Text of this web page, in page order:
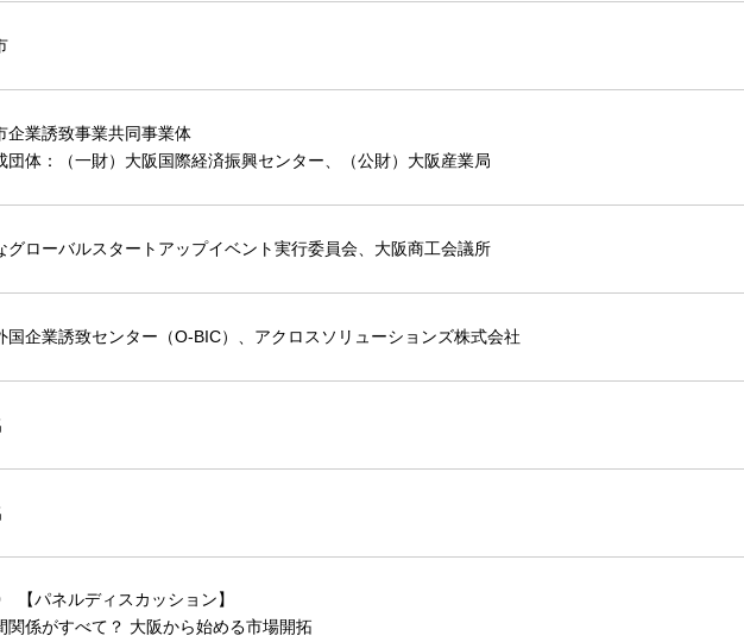
企業誘致事業共同事業体
体：（一財）大阪国際経済振興センター、（公財）大阪産業局
グローバルスタートアップイベント実行委員会、大阪商工会議所
国企業誘致センター（O-BIC）、アクロスソリューションズ株式会社
【パネルディスカッション】
関係がすべて？ 大阪から始める市場開拓